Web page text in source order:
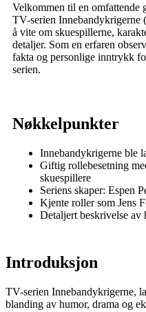
Velkommen til en omfattende
TV-serien Innebandykrigerne
å vite om skuespillerne,
detaljer. Som en erfaren
fakta og personlige inntrykk
serien.
Nøkkelpunkter
Innebandykrigerne ble
Giftig rollebesetning
skuespillere
Seriens skaper: Espen
Kjente roller som Jens
Detaljert beskrivelse av
Introduksjon
TV-serien Innebandykrigerne,
blanding av humor, drama og